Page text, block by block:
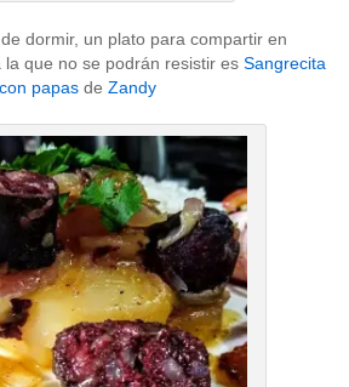
dormir, un plato para compartir en
que no se podrán resistir es Sangrecita
papas de Zandy